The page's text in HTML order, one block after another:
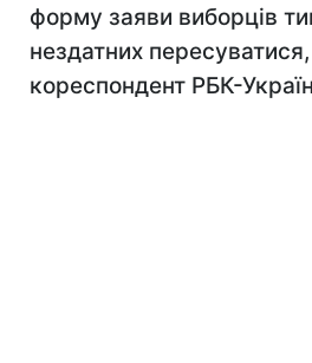
форму заяви виборців
нездатних
кореспондент РБК-